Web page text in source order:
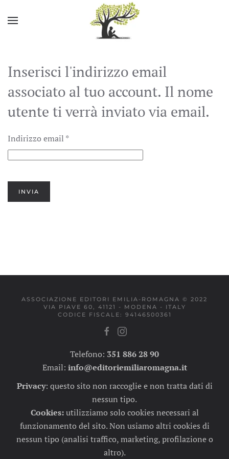
Skip to main content
Inserisci l'indirizzo email
associato al tuo account. Il nome
utente ti verrà inviato via email.
Indirizzo email *
INVIA
ASSOCIAZIONE EDITORI EMILIA-ROMAGNA © 2022
VIA PIAVE 60, 41121 - MODENA - ITALY
CODICE FISCALE: 94146500361
Telefono: 351 886 28 90
Email: info@editoriemiliaromagna.it
Privacy: questo sito non raccoglie e non tratta dati di
nessun tipo.
Cookies:utilizziamo solo cookies necessari al
funzionamento del sito. Non usiamo altri cookies di
nessun tipo (analisi traffico, marketing, profilazione o
altro).